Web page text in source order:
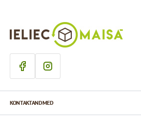
KONTAKTANDMED